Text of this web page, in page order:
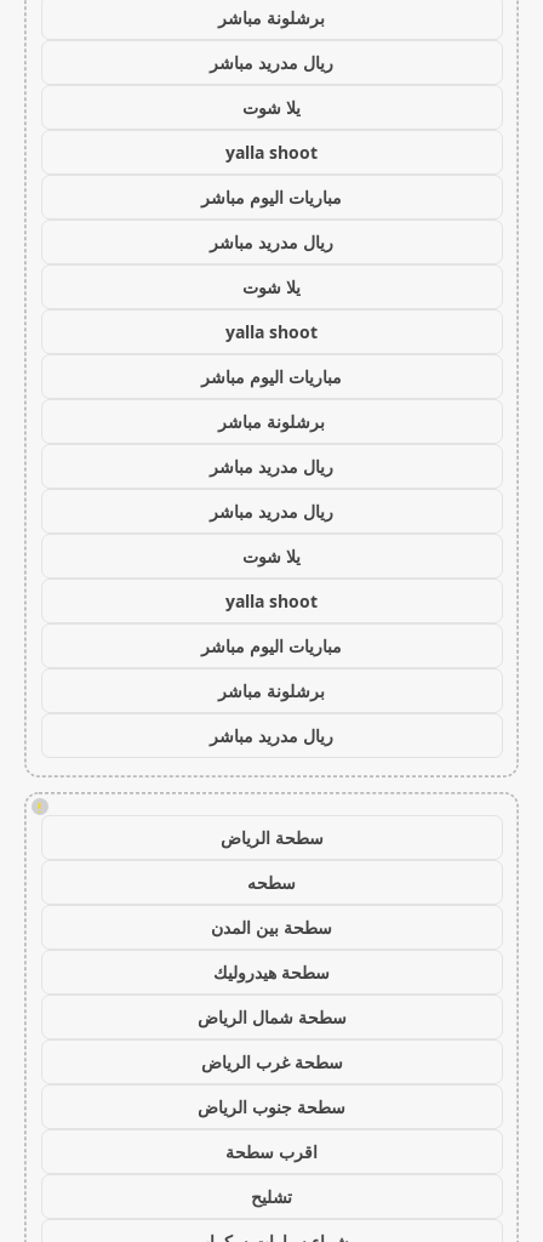
برشلونة مباشر
ريال مدريد مباشر
يلا شوت
yalla shoot
مباريات اليوم مباشر
ريال مدريد مباشر
يلا شوت
yalla shoot
مباريات اليوم مباشر
برشلونة مباشر
ريال مدريد مباشر
ريال مدريد مباشر
يلا شوت
yalla shoot
مباريات اليوم مباشر
برشلونة مباشر
ريال مدريد مباشر
!
سطحة الرياض
سطحه
سطحة بين المدن
سطحة هيدروليك
سطحة شمال الرياض
سطحة غرب الرياض
سطحة جنوب الرياض
اقرب سطحة
تشليح